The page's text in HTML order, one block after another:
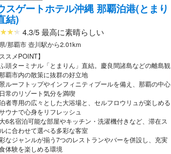
スゲートホテル沖縄 那覇泊港(とまり
結)
4.3/5 最高に素晴らしい
/那覇市 壺川駅から2.01km
スメPOINT】
頭ターミナル「とまりん」直結。慶良間諸島などの離島観
覇市内の散策に抜群の好立地
ルーフトップやインフィニティプールを備え、那覇の中心
常のリゾート気分を満喫
者専用の広々とした大浴場と、セルフロウリュが楽しめる
ウナで心身をリフレッシュ
6名宿泊可能な部屋やキッチン・洗濯機付きなど、滞在ス
に合わせて選べる多彩な客室
なジャンルが揃う7つのレストランやバーを併設し、充実
体験を楽しめる環境